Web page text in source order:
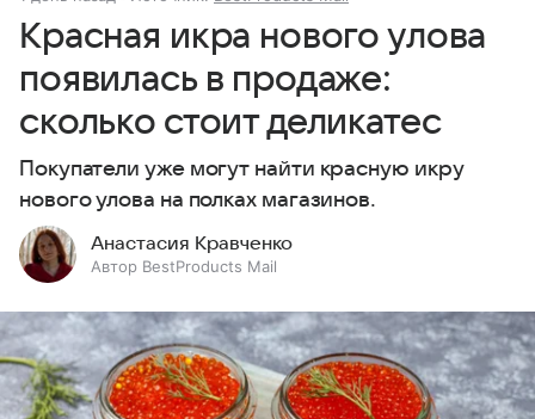
Красная икра нового улова
появилась в продаже:
сколько стоит деликатес
Покупатели уже могут найти красную икру
нового улова на полках магазинов.
Анастасия Кравченко
Автор BestProducts Mail